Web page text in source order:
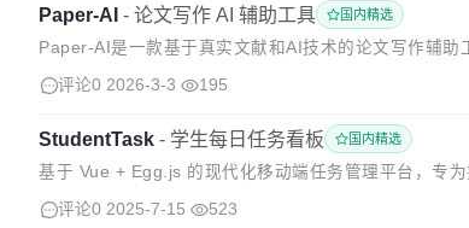
Paper-AI - 论文写作 AI 辅助工具 国内精选
Paper-AI是一款基于真实文献和AI技术的论文写作辅
ed等平台检索相关文献； 自动生成引用框架，根据...
评论0 2026-3-3 195
StudentTask - 学生每日任务看板 国内精选
基于 Vue + Egg.js 的现代化移动端任务管理平台，专
计的移动端优先任务管理平台。通过直观的界面设计和
评论0 2025-7-15 523